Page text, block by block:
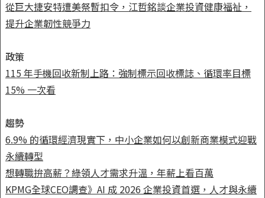
從巨大捷安特遭美祭暫扣令，江哲銘談企業投資健康福祉，
提升企業韌性競爭力
政策
115 年手機回收新制上路：強制標示回收標誌、循環率目標
15% 一次看
趨勢
6.9% 的循環經濟現實下，中小企業如何以創新商業模式迎戰
永續轉型
想轉職拚高薪？綠領人才需求升溫，年薪上看百萬
KPMG全球CEO調查》AI 成 2026 企業投資首選，人才與永續